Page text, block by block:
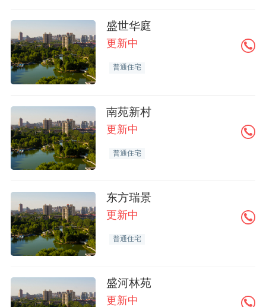
盛世华庭
更新中
普通住宅
南苑新村
更新中
普通住宅
东方瑞景
更新中
普通住宅
盛河林苑
更新中